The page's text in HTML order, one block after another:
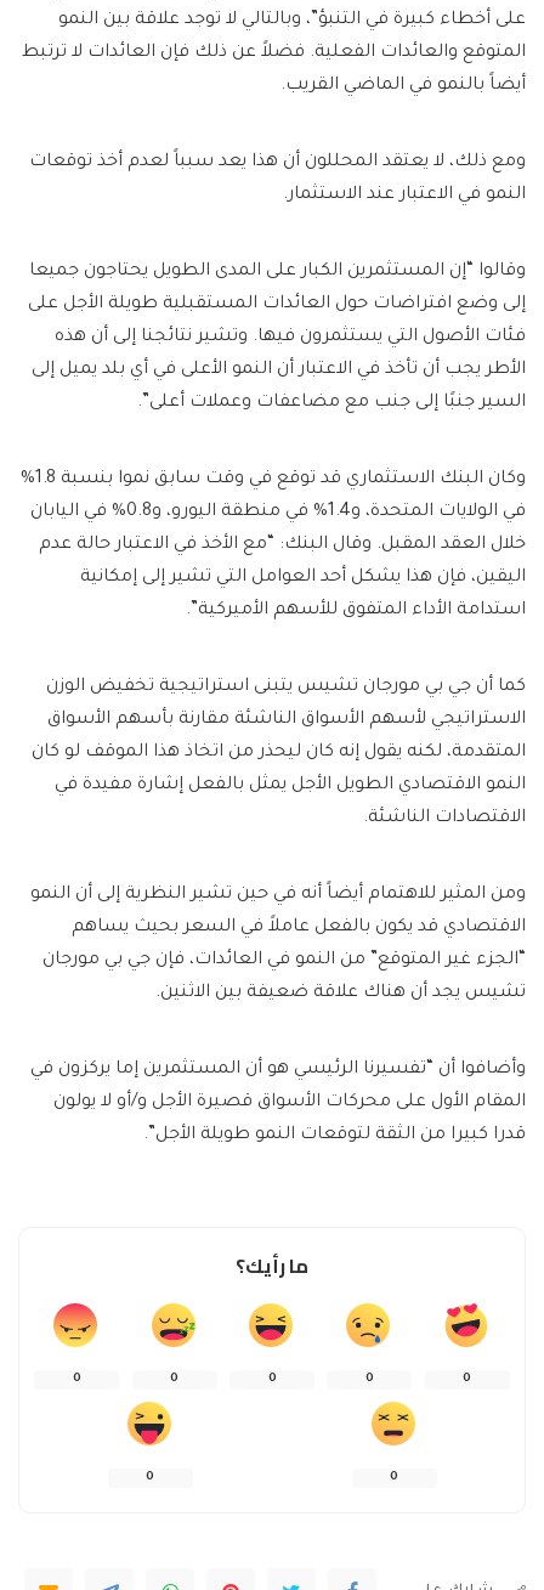
على أخطاء كبيرة في التنبؤ”، وبالتالي لا توجد علاقة بين النمو
المتوقع والعائدات الفعلية. فضلاً عن ذلك فإن العائدات لا ترتبط
أيضاً بالنمو في الماضي القريب.
ومع ذلك، لا يعتقد المحللون أن هذا يعد سبباً لعدم أخذ توقعات
النمو في الاعتبار عند الاستثمار.
وقالوا “إن المستثمرين الكبار على المدى الطويل يحتاجون جميعا
إلى وضع افتراضات حول العائدات المستقبلية طويلة الأجل على
فئات الأصول التي يستثمرون فيها. وتشير نتائجنا إلى أن هذه
الأطر يجب أن تأخذ في الاعتبار أن النمو الأعلى في أي بلد يميل إلى
السير جنبًا إلى جنب مع مضاعفات وعملات أعلى”.
وكان البنك الاستثماري قد توقع في وقت سابق نموا بنسبة 1.8%
في الولايات المتحدة، و1.4% في منطقة اليورو، و0.8% في اليابان
خلال العقد المقبل. وقال البنك: “مع الأخذ في الاعتبار حالة عدم
اليقين، فإن هذا يشكل أحد العوامل التي تشير إلى إمكانية
استدامة الأداء المتفوق للأسهم الأميركية”.
كما أن جي بي مورجان تشيس يتبنى استراتيجية تخفيض الوزن
الاستراتيجي لأسهم الأسواق الناشئة مقارنة بأسهم الأسواق
المتقدمة، لكنه يقول إنه كان ليحذر من اتخاذ هذا الموقف لو كان
النمو الاقتصادي الطويل الأجل يمثل بالفعل إشارة مفيدة في
الاقتصادات الناشئة.
ومن المثير للاهتمام أيضاً أنه في حين تشير النظرية إلى أن النمو
الاقتصادي قد يكون بالفعل عاملاً في السعر بحيث يساهم
“الجزء غير المتوقع” من النمو في العائدات، فإن جي بي مورجان
تشيس يجد أن هناك علاقة ضعيفة بين الاثنين.
وأضافوا أن “تفسيرنا الرئيسي هو أن المستثمرين إما يركزون في
المقام الأول على محركات الأسواق قصيرة الأجل و/أو لا يولون
قدرا كبيرا من الثقة لتوقعات النمو طويلة الأجل”.
ما رأيك؟
0
0
0
0
0
0
0